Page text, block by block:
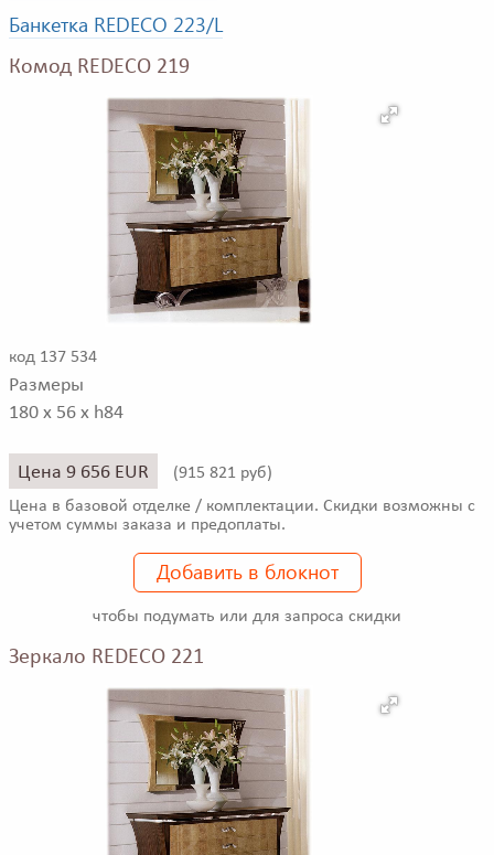
Банкетка REDECO 223/L
Комод REDECO 219
код 137 534
Размеры
180 x 56 x h84
Цена 9 656 EUR (915 821 руб)
Цена в базовой отделке / комплектации. Скидки возможны с
учетом суммы заказа и предоплаты.
Добавить в блокнот
чтобы подумать или для запроса скидки
Зеркало REDECO 221